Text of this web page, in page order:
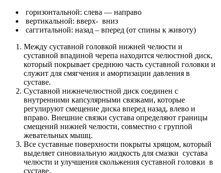
горизонтальной: слева — направо
вертикальной: вверх- вниз
саггитальной: назад – вперед (от спины к животу)
Между суставной головкой нижней челюсти и
суставной впадиной черепа находится челюстной диск,
который покрывает среднюю часть суставной головки и
служит для смягчения и амортизации давления в
суставе.
Суставной нижнечелюстной диск соединен с
внутренними капсулярными связками, которые
регулируют смещение диска вперед назад, влево и
вправо. Внешние связки сустава определяют границы
смещений нижней челюсти, совместно с группой
жевательных мышц.
Все суставные поверхности покрыты хрящом, который
выделяет синовиальную жидкость для смазки сустава
челюсти и улучшения скольжения суставной головки в
суставе.